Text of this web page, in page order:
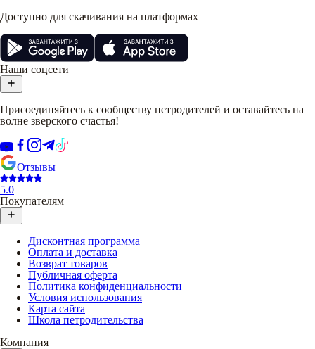
Доступно для скачивания на платформах
Наши соцсети
Присоединяйтесь к сообществу петродителей и оставайтесь на
волне зверского счастья!
Отзывы
5.0
Покупателям
Дисконтная программа
Оплата и доставка
Возврат товаров
Публичная оферта
Политика конфиденциальности
Условия использования
Карта сайта
Школа петродительства
Компания